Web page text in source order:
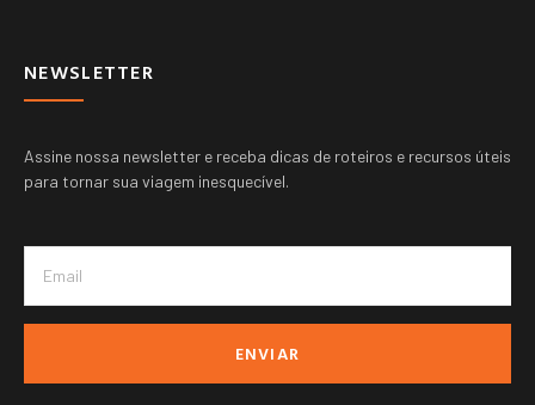
NEWSLETTER
Assine nossa newsletter e receba dicas de roteiros e recursos úteis
para tornar sua viagem inesquecível.
ENVIAR